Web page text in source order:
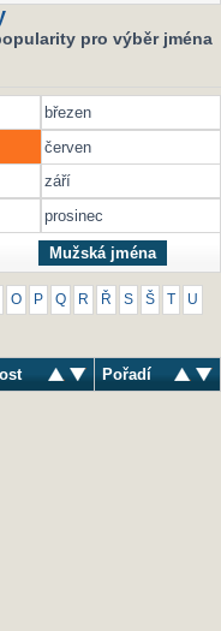
pro výběr jména
březen
červen
září
prosinec
Mužská jména
O P Q R Ř S Š U
Pořadí